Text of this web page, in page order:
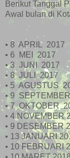
Berikut Tanggal
Awal bulan di
• 8 APRIL 2017
• 6
MEI
2017
• 3 JUNI
2017
• 8 JULI
2017
• 5 AGUSTUS
• 9 SEPTEMBER
• 7 OKTOBER
• 4 NOVEMBER
• 9 DESEMBER
• 13 JANUARI
• 10 FEBRUARI